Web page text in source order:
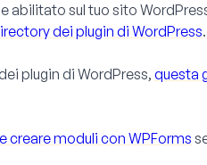
abilitato sul tuo sito
dei plugin di WordPress.
plugin di WordPress,questa
creare moduli con WPForms